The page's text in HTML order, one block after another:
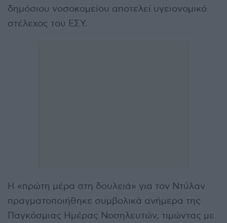
δημόσιου νοσοκομείου αποτελεί υγειονομικό
στέλεχος του ΕΣΥ.
Η «πρώτη μέρα στη δουλειά» για τον Ντύλαν
πραγματοποιήθηκε συμβολικά ανήμερα της
Παγκόσμιας Ημέρας Νοσηλευτών, τιμώντας με